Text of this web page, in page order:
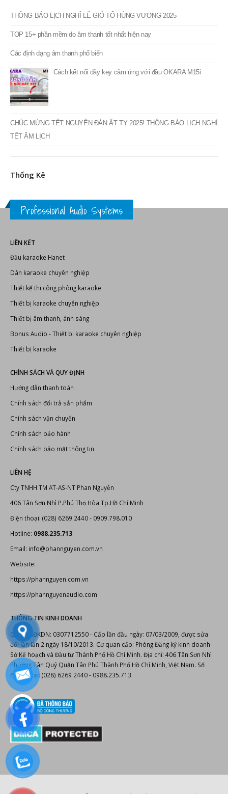
THÔNG BÁO LỊCH NGHỈ LỄ GIỖ TỔ HÙNG VƯƠNG 2025
TOP 15+ phần mềm do âm thanh tốt nhất hiện nay
Các định dạng âm thanh phổ biến
Cách kết nối dây key cảm ứng với đầu OKARA M15i
CHÚC MỪNG TẾT NGUYÊN ĐÁN ẤT TỴ 2025! THÔNG BÁO LỊCH NGHỈ
TẾT ÂM LỊCH
Thống Kê
Professional Audio Systems
LIÊN KẾT
Đầu karaoke Hanet
Dàn karaoke chuyên nghiệp
Thiết kế thi công phòng karaoke
Thiết bị karaoke chuyên nghiệp
Thiết bị âm thanh, ánh sáng
Bonus Audio -Thiết bị karaoke chuyên nghiệp
Thiết bị karaoke
CHÍNH SÁCH VÀ QUY ĐỊNH
Hướng dẫn thanh toán
Chính sách đổi trả sản phẩm
Chính sách vận chuyển
Chính sách bảo hành
Chính sách bảo mật thông tin
LIÊN HỆ
Cty TNHH TM AT-AS-NT Phan Nguyễn
406 Tân Sơn Nhì P.Phú Thọ Hòa Tp.Hồ Chí Minh
Điện thoại: (028) 6269 2440 - 0909.798.010
Hotline: 0988.235.713
Email: info@phannguyen.com.vn
Website:
https://phannguyen.com.vn
https://phannguyenaudio.com
THÔNG TIN KINH DOANH
Giấy CNĐKDN: 0307712550 - Cấp lần đầu ngày: 07/03/2009, được sửa
đổi lần lần 2 ngày 18/10/2013. Cơ quan cấp: Phòng Đăng ký kinh doanh
Sở Kế hoạch và Đầu tư Thành Phố Hồ Chí Minh. Địa chỉ: 406 Tân Sơn Nhì
Phường Tân Quý Quận Tân Phú Thành Phố Hồ Chí Minh, Việt Nam. Số
điện thoại: (028) 6269 2440 - 0988.235.713